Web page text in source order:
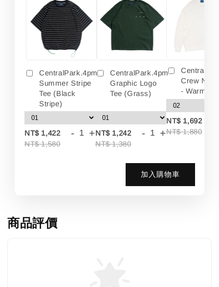
CentralPark.4pm
Summer Stripe
Tee (Black
Stripe)
NT$ 1,422
NT$ 1,580
- +
CentralPark.4pm
Graphic Logo
Tee (Grass)
NT$ 1,242
NT$ 1,380
- +
Crew
- Warm
NT$ 1,692
NT$ 1,880
加入購物車
商品評價